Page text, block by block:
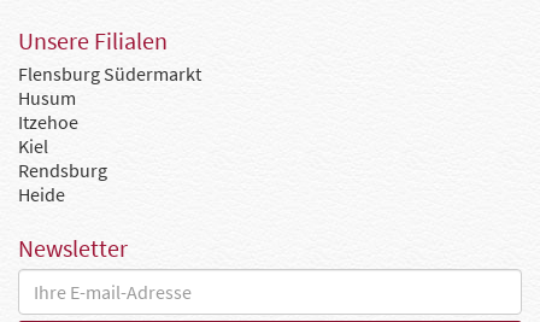
Unsere Filialen
Flensburg Südermarkt
Husum
Itzehoe
Kiel
Rendsburg
Heide
Newsletter